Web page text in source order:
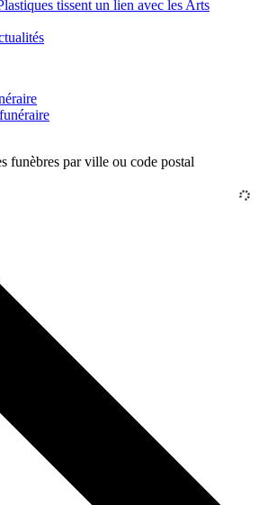
tissent un lien avec les Arts
funèbres par ville ou code postal